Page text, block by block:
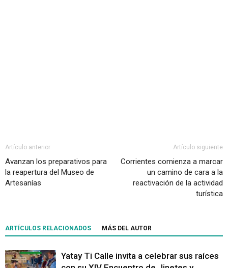
Artículo anterior
Avanzan los preparativos para
la reapertura del Museo de
Artesanías
Artículo siguiente
Corrientes comienza a marcar
un camino de cara a la
reactivación de la actividad
turística
ARTÍCULOS RELACIONADOS MÁS DEL AUTOR
Yatay Ti Calle invita a celebrar sus raíces